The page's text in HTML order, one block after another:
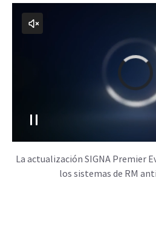
La actualización SIGNA Premier
los sistemas de RM